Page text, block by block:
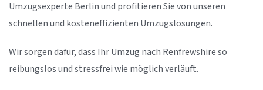
Umzugsexperte Berlin und profitieren Sie von unseren
schnellen und kosteneffizienten Umzugslösungen.
Wir sorgen dafür, dass Ihr Umzug nach Renfrewshire so
reibungslos und stressfrei wie möglich verläuft.